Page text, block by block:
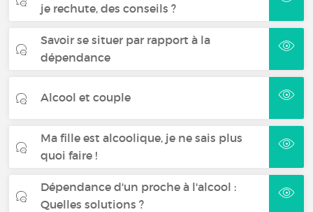
je rechute, des conseils ?
Savoir se situer par rapport à la
dépendance
Alcool et couple
Ma fille est alcoolique, je ne sais plus
quoi faire !
Dépendance d'un proche à l'alcool :
Quelles solutions ?